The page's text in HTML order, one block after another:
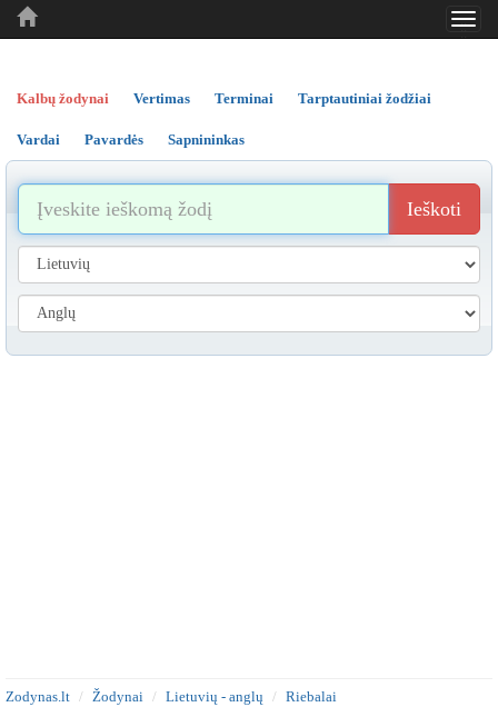
..
..
Kalbų žodynai Vertimas Terminai Tarptautiniai žodžiai
Vardai Pavardės Sapnininkas
Ieškoti
Zodynas.lt Žodynai Lietuvių - anglų Riebalai